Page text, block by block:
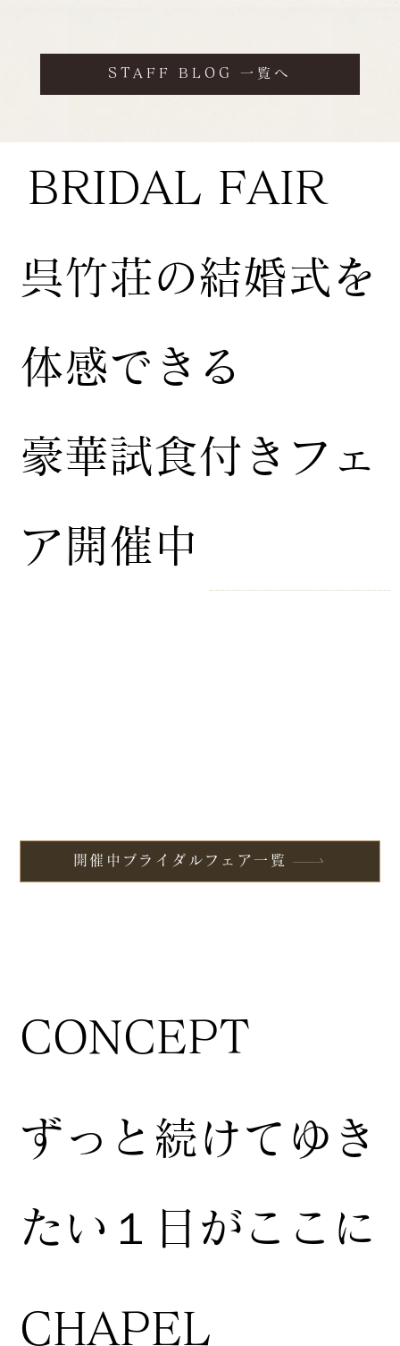
STAFF BLOG 一覧へ
BRIDAL FAIR
開催中ブライダルフェア一覧
​呉竹荘の結婚式を
体感できる
豪華試食付きフェ
ア開催中
CONCEPT
ずっと続けてゆき
たい１日がここに
CHAPEL